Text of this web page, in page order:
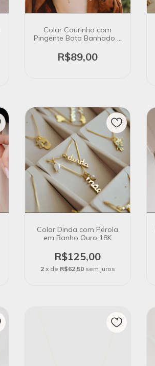
Colar Courinho com
Pingente Bota Banhado a
R$89,00
Colar Dinda com Pérola
em Banho Ouro 18K
R$125,00
2 x de R$62,50 sem juros